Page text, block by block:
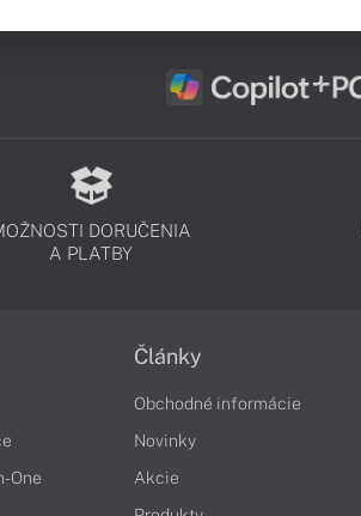
DORUČENIA
A PLATBY
One
Články
Obchodné informácie
Novinky
Akcie